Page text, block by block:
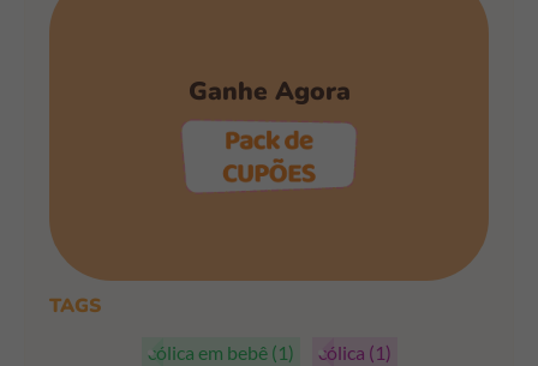
Ganhe Agora
TAGS
cólica em bebê (1) cólica (1)